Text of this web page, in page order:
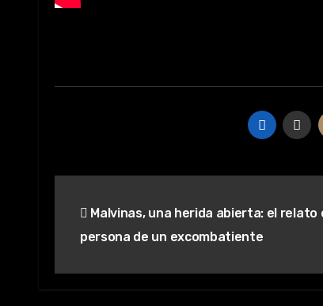
de Malvinas, una herida abierta: el relato
persona de un excombatiente